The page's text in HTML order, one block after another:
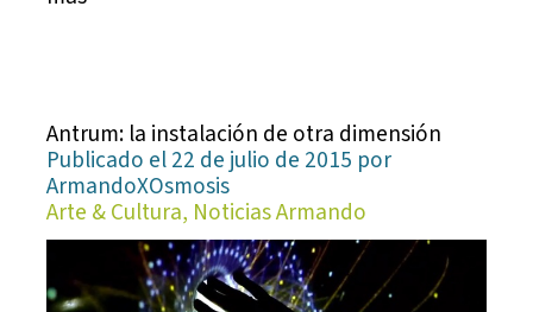
Antrum: la instalación de otra dimensión
Publicado el 22 de julio de 2015 por
ArmandoXOsmosis
Arte & Cultura, Noticias Armando